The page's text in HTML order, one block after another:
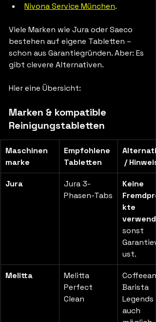
Nivona Service München.
Viele Marken wie Jura oder Saeco
bestehen auf eigene Tabletten –
schon aus Garantiegründen. Aber: Es
gibt clevere Alternativen.
Hier eine Übersicht:
Marken & kompatible
Reinigungstabletten
Maschinen
marke
Empfohlene
Tabletten
/
Jura
Jura 3-
Phasen-Tabs
Keine
kte
sonst
ust.
Melitta
Melitta
Perfect
Clean
Barista
Legends
auch